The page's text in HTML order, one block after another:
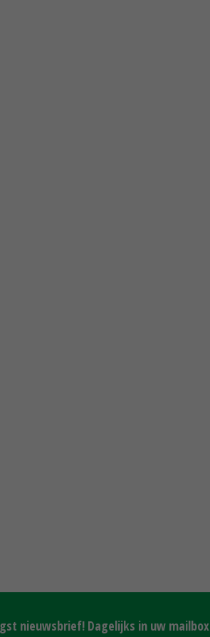
nieuwsbrief! Dagelijks in uw mailbox